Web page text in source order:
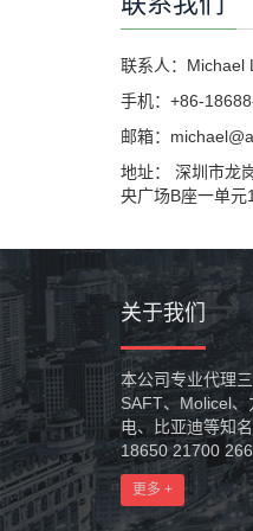
联系人：Michael
手机：+86-
邮箱：
地址： 深圳市龙
央广场B座一单元
关于我们
本公司专业代理
SAFT、Molicel
电、比亚迪等知
18650 21700
更多 +